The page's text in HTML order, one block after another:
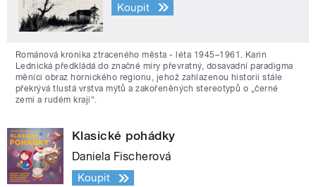
Koupit
Románová kronika ztraceného města - léta 1945–1961. Karin
Lednická předkládá do značné míry převratný, dosavadní paradigma
měnící obraz hornického regionu, jehož zahlazenou historii stále
překrývá tlustá vrstva mýtů a zakořeněných stereotypů o „černé
zemi a rudém kraji“.
Klasické pohádky
Daniela Fischerová
Koupit